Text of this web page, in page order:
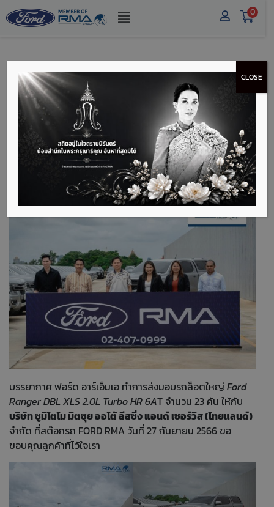
0
ฟอร์ด อาร์เอ็มเอ ทำการ
ส่งมอบรถล็อตใหญ่
FORD RANGER จำนวน
23 คัน
บรรยากาศ ฟอร์ด อาร์เอ็มเอ ทำการส่งมอบรถล็อตใหญ่ Ford
Ranger DBL XLS 2.0L Turbo HR 6AT จำนวน 23 คัน ให้กับ
บริษัท ซูมิโตโม มิตซุย ออโต้ ลีสซิ่ง แอนด์ เซอร์วิส (ไทยแลนด์)
จำกัด ที่สต๊อกรถ FORD RMA วันที่ 27 กันยายน 2566 ขอ
ขอบคุณลูกค้าที่ไว้ใจเรา
CLOSE